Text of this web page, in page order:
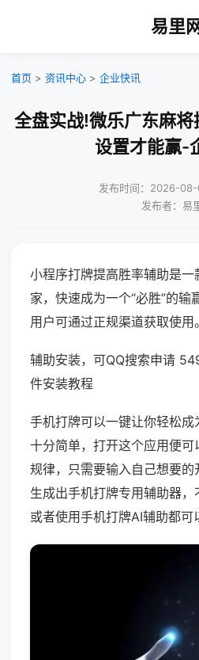
易里
首页 > 资讯中心 > 企业快讯
全盘实战!微乐广东麻将
设置才能赢-
发布时间：2026-08-
发布者：易
小程序打牌提高胜率辅助是
家，快速成为一个“必胜”的输
用户可通过正规渠道获取使用。
辅助安装，可QQ搜索申请
件安装教程
手机打牌可以一键让你轻松成
十分简单，打开这个应用便
规律，只需要输入自己想要
生成出手机打牌专用辅助器
或者使用手机打牌AI辅助都可